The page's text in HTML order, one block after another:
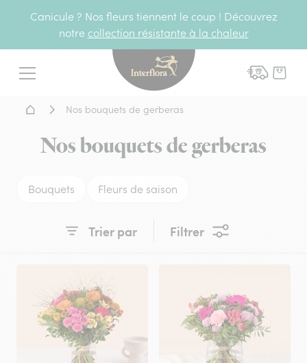
Canicule ? Nos fleurs tiennent le coup ! Découvrez
notre collection résistante à la chaleur
Menu
Interflora - livraison
Accueil - Livraison fleurs
Nos bouquets de gerberas
Nos bouquets de gerberas
Bouquets Fleurs de saison
Trier par Filtrer